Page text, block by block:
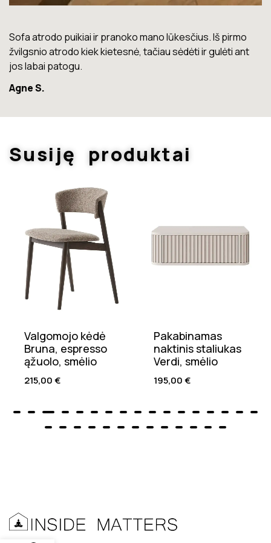
Lova labai gera. Šiuo metu neturiu jokių nusiskundimų.
Marius T.
Susiję produktai
Valgomojo kėdė
Bruna, espresso
ąžuolo, smėlio
215,00€
Pakabinamas
naktinis staliukas
Verdi, smėlio
195,00€